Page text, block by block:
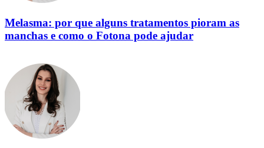
Melasma: por que alguns tratamentos pioram as
manchas e como o Fotona pode ajudar